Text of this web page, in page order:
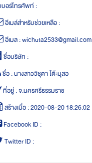
เบอร์โทรศัพท์ :
อีเมล์สำหรับช่วยเหลือ :
อีเมล :wichuta2533@gmail.com
ชื่อบริษัท :
ชื่อ :นางสาววิชุตา โต๊ะมุสอ
ที่อยู่ :จ.นครศรีธรรมราช
สร้างเมื่อ :2020-08-20 18:26:02
Facebook ID :
Twitter ID :